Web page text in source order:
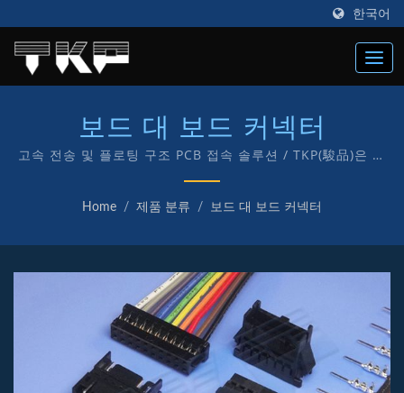
한국어
보드 대 보드 커넥터
고속 전송 및 플로팅 구조 PCB 접속 솔루션 / TKP(駿品)은 우
수한 ISO9001 및 IATF16949 커넥터 제조업체로 1987년에
설립되었으며, 전자 및 컴퓨터용 다양한 종류의 커넥터 제조에
Home / 제품 분류 / 보드 대 보드 커넥터